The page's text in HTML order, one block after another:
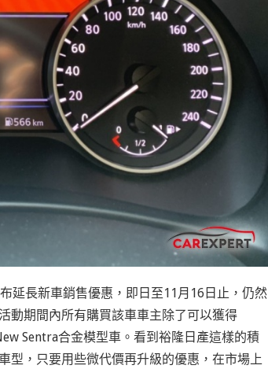
延長新車銷售優惠，即日至11月16日止，仍然
動期間內所有購買該車車主除了可以獲得
Sentra合金模型車。看到裕隆日產這樣的積
型，只要用些微代價再升級的優惠，在市場上